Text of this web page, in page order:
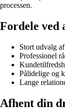
processen.
Fordele ved
Stort udvalg
Professionel
Pålidelige og
Lange
Afhent din